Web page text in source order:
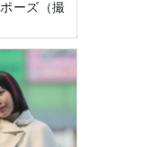
ーズ（撮